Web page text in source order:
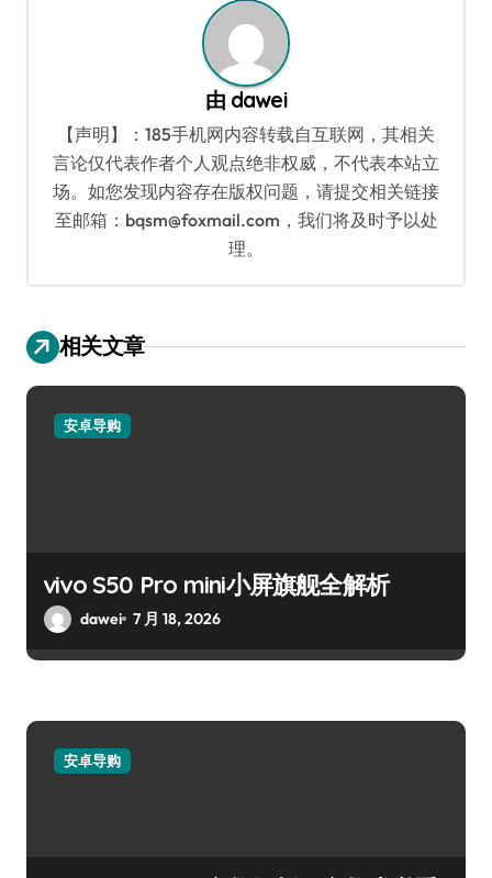
由 dawei
【声明】：185手机网内容转载自互联网，其相关
言论仅代表作者个人观点绝非权威，不代表本站立
场。如您发现内容存在版权问题，请提交相关链接
至邮箱：bqsm@foxmail.com，我们将及时予以处
理。
相关文章
安卓导购
vivo S50 Pro mini小屏旗舰全解析
dawei 7 月 18, 2026
安卓导购